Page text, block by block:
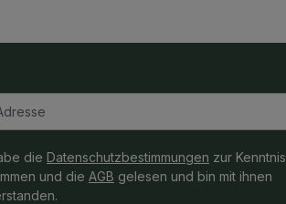
die Datenschutzbestimmungen zur Kenntnis
und die AGB gelesen und bin mit ihnen